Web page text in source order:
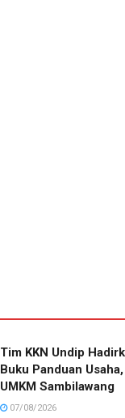
Tim KKN Undip
Buku Panduan Usaha,
UMKM Sambilawang
07/08/2026